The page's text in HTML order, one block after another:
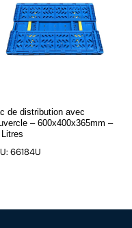
de distribution avec
– 600x400x365mm –
66184U